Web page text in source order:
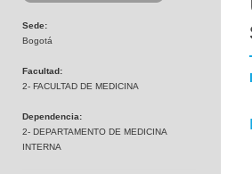
Sede:
Bogotá
Facultad:
2- FACULTAD DE MEDICINA
Dependencia:
2- DEPARTAMENTO DE MEDICINA
INTERNA